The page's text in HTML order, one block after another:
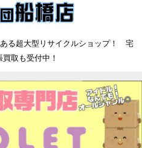
る超大型リサイクルショップ！ 宅
取も受付中！